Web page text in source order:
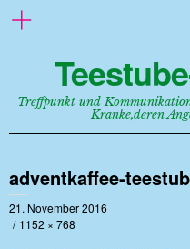
Treffpunkt und
Kranke,deren
adventkaffee-
21. November 2016
1152 × 768